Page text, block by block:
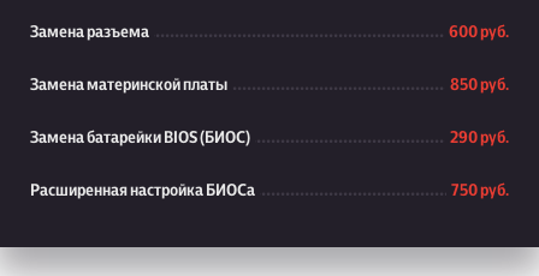
Замена разъема 600 руб.
Замена материнской платы 850 руб.
Замена батарейки BIOS (БИОС) 290 руб.
Расширенная настройка БИОСа 750 руб.